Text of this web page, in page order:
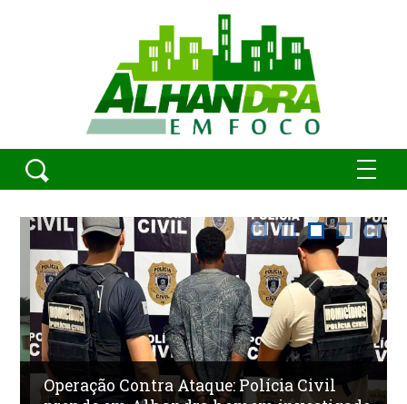
Operação Contra Ataque: Polícia Civil